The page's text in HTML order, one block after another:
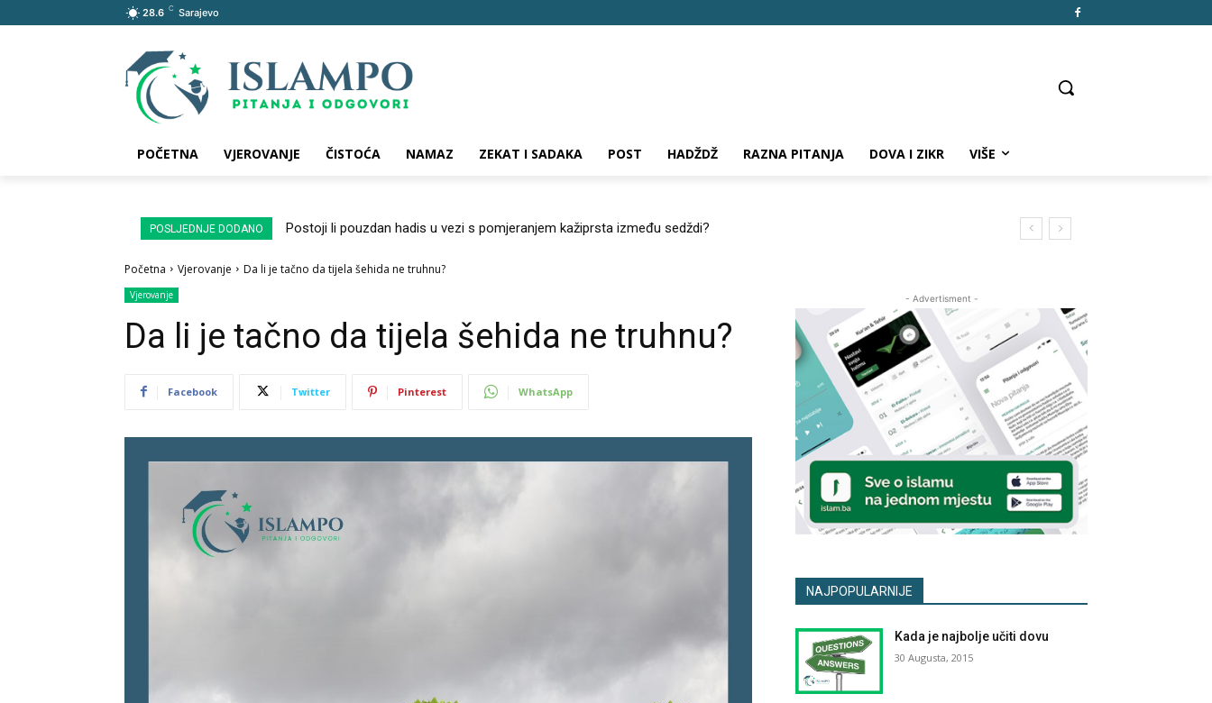
28.6 C Sarajevo
POČETNA VJEROVANJE ČISTOĆA NAMAZ ZEKAT I SADAKA POST HADŽDŽ RAZNA PITANJA DOVA I ZIKR VIŠE
POSLJEDNJE DODANO Postoji li pouzdan hadis u vezi s pomjeranjem kažiprsta između sedždi?
Početna Vjerovanje Da li je tačno da tijela šehida ne truhnu?
Vjerovanje
Da li je tačno da tijela šehida ne truhnu?
Facebook Twitter Pinterest WhatsApp
- Advertisment -
NAJPOPULARNIJE
Kada je najbolje učiti dovu
30 Augusta, 2015